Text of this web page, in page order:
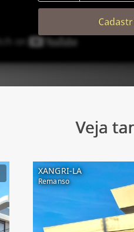
Veja
XANGRI-LA
Remanso